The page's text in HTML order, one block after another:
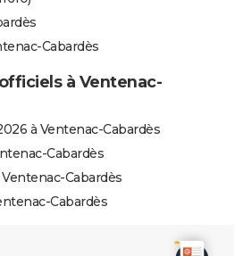
Cabardès
à Ventenac-
à Ventenac-Cabardès
Cabardès
Cabardès
Cabardès